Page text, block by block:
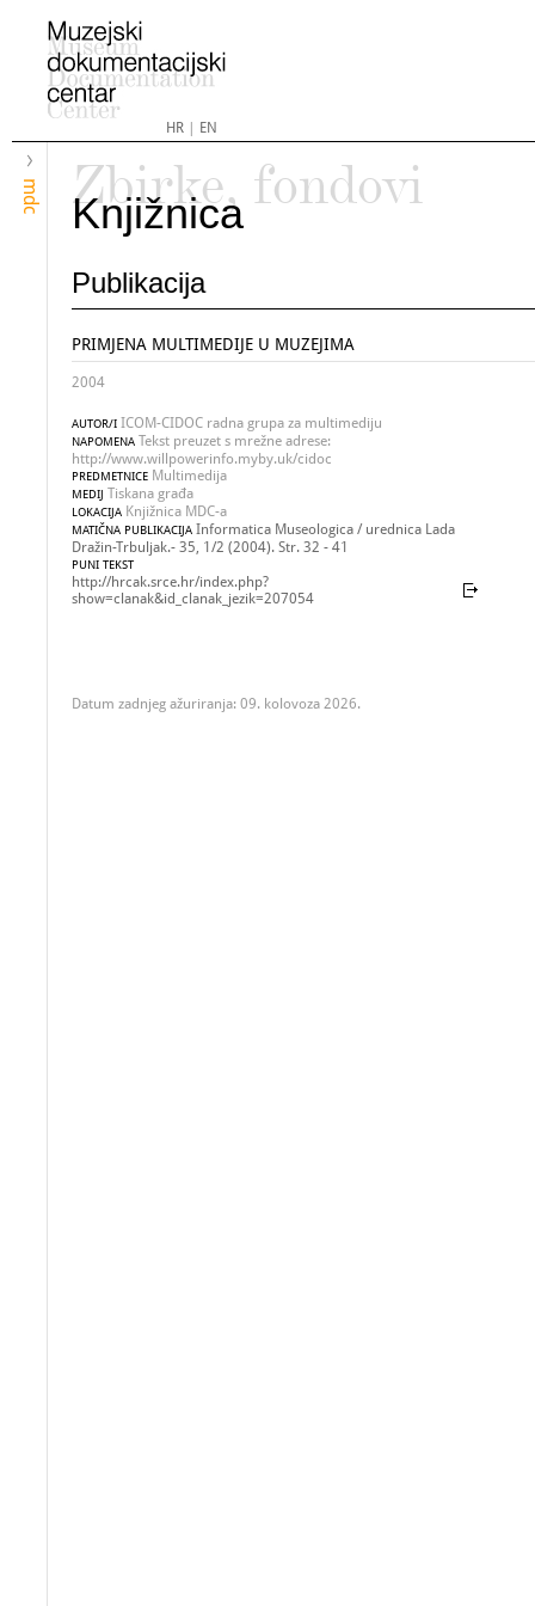
HR| EN
mdc
Zbirke, fondovi
Knjižnica
Publikacija
PRIMJENA MULTIMEDIJE U MUZEJIMA
2004
AUTOR/I ICOM-CIDOC radna grupa za multimediju
NAPOMENA Tekst preuzet s mrežne adrese:
http://www.willpowerinfo.myby.uk/cidoc
PREDMETNICE Multimedija
MEDIJ Tiskana građa
LOKACIJA Knjižnica MDC-a
MATIČNA PUBLIKACIJA Informatica Museologica / urednica Lada
Dražin-Trbuljak.- 35, 1/2 (2004). Str. 32 - 41
PUNI TEKST
http://hrcak.srce.hr/index.php?
show=clanak&id_clanak_jezik=207054
Datum zadnjeg ažuriranja: 09. kolovoza 2026.